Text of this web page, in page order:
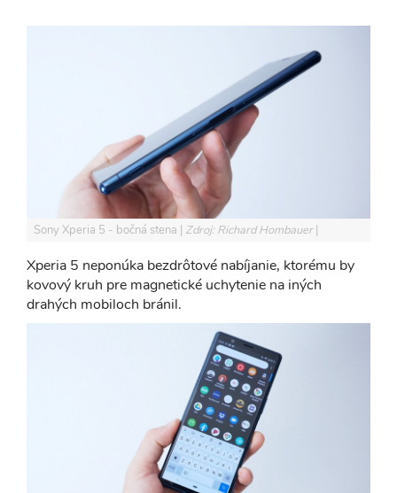
Sony Xperia 5 - bočná stena Zdroj: Richard Hombauer
Xperia 5 neponúka bezdrôtové nabíjanie, ktorému by
kovový kruh pre magnetické uchytenie na iných
drahých mobiloch bránil.